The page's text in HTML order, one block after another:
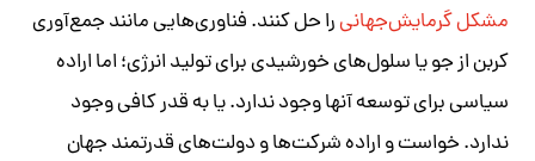
مشکل گرمایش‌جهانیرا حل کنند. فناوری‌هایی مانند جمع‌آوری
کربن از جو یا سلول‌های خورشیدی برای تولید انرژی؛ اما اراده
سیاسی برای توسعه آنها وجود ندارد. یا به قدر کافی وجود
ندارد. خواست و اراده شرکت‌ها و دولت‌های قدرتمند جهان